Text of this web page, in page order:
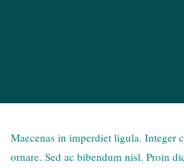
Maecenas in imperdiet ligula. Integer
ornare. Sed ac bibendum nisl. Proin